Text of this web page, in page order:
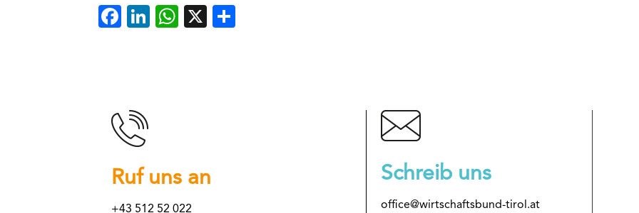
Facebook
LinkedIn
WhatsApp
X
Ruf uns an
+43 512 52 022
Schreib uns
office@wirtschaftsbund-tirol.at